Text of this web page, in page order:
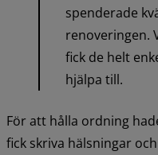
spenderade
renoveringen.
fick de helt
hjälpa till.
För att hålla ordning
fick skriva hälsningar